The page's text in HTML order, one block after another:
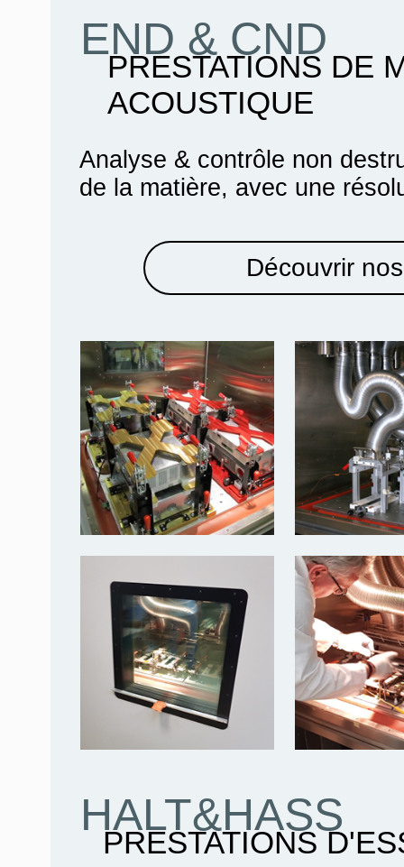
Analyse & contrôle non
de la matière, avec une
Découvrir
END & CND
PRESTATIONS DE
ACOUSTIQUE
PRESTATIONS
HALT&HASS